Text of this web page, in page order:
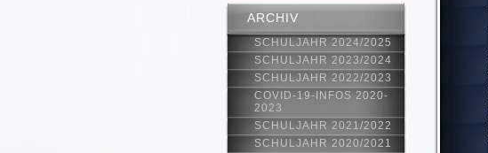
ARCHIV
SCHULJAHR 2024/2025
SCHULJAHR 2023/2024
SCHULJAHR 2022/2023
COVID-19-INFOS 2020-
2023
SCHULJAHR 2021/2022
SCHULJAHR 2020/2021